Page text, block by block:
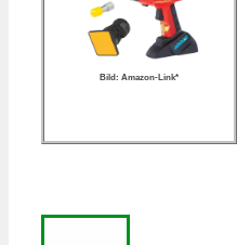
Bild: Amazon-Link*